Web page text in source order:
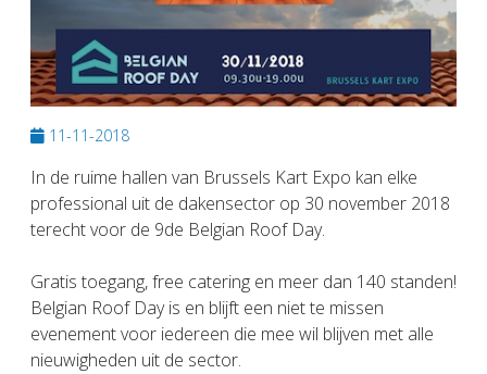
11-11-2018
In de ruime hallen van Brussels Kart Expo kan elke
professional uit de dakensector op 30 november 2018
terecht voor de 9de Belgian Roof Day.
Gratis toegang, free catering en meer dan 140 standen!
Belgian Roof Day is en blijft een niet te missen
evenement voor iedereen die mee wil blijven met alle
nieuwigheden uit de sector.